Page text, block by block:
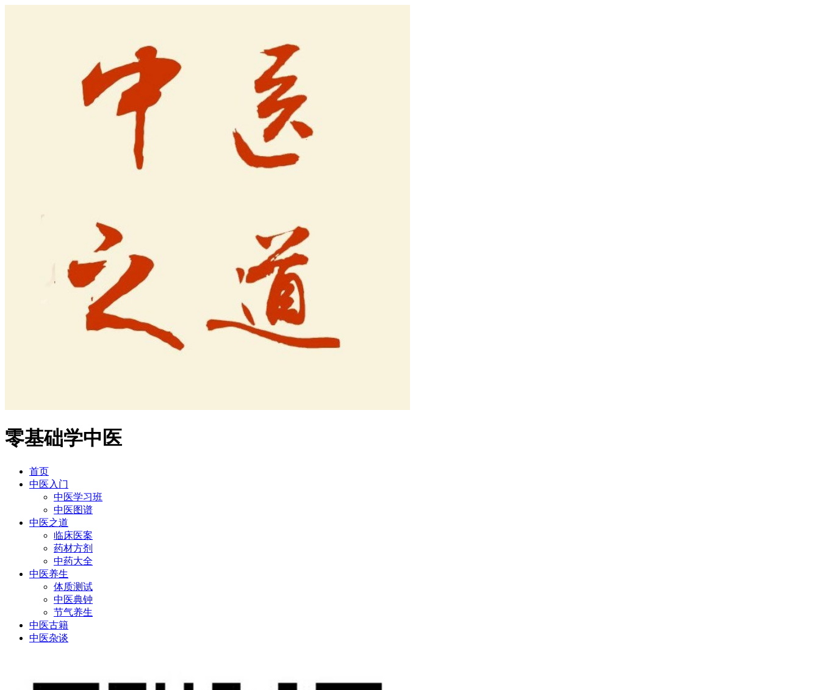
零基础学中医
首页
中医入门
中医学习班
中医图谱
中医之道
临床医案
药材方剂
中药大全
中医养生
体质测试
中医典钟
节气养生
中医古籍
中医杂谈